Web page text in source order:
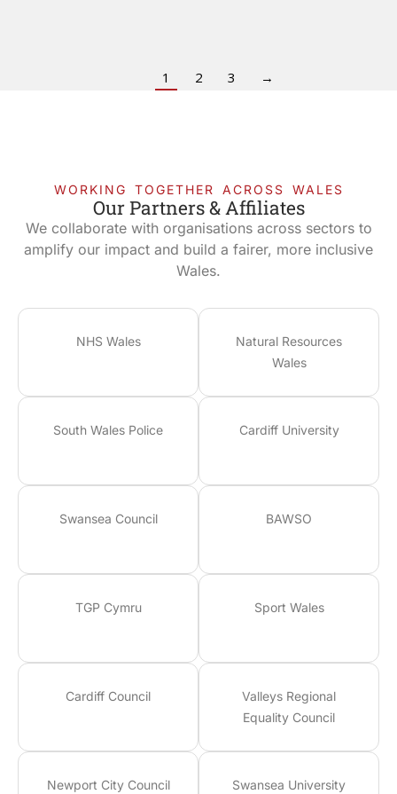
1 2 3 →
WORKING TOGETHER ACROSS WALES
Our Partners & Affiliates
We collaborate with organisations across sectors to
amplify our impact and build a fairer, more inclusive
Wales.
NHS Wales
Natural Resources
Wales
South Wales Police Cardiff University
Swansea Council BAWSO
TGP Cymru Sport Wales
Cardiff Council
Valleys Regional
Equality Council
Newport City Council Swansea University